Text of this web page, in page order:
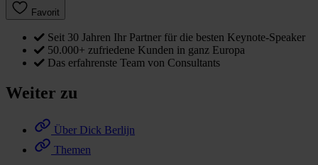
Favorit
Seit 30 Jahren Ihr Partner für die besten Keynote-Speaker
50.000+ zufriedene Kunden in ganz Europa
Das erfahrenste Team von Consultants
Weiter zu
Über Dick Berlijn
Themen